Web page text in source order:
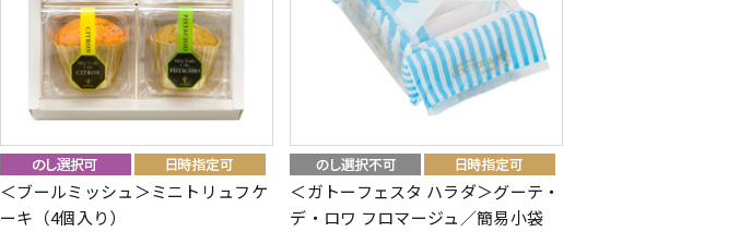
＜ブールミッシュ＞ミニトリュフケ
ーキ（4個入り）
＜ガトーフェスタ ハラダ＞グーテ・
デ・ロワ フロマージュ／簡易小袋